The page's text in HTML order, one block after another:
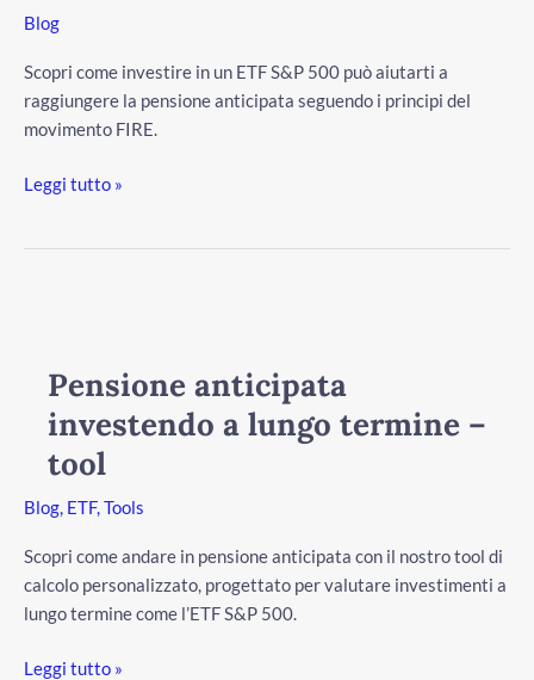
Blog
Scopri come investire in un ETF S&P 500 può aiutarti a
raggiungere la pensione anticipata seguendo i principi del
movimento FIRE.
Leggi tutto »
Pensione anticipata
investendo a lungo termine –
tool
Blog ETF, Tools
Scopri come andare in pensione anticipata con il nostro tool di
calcolo personalizzato, progettato per valutare investimenti a
lungo termine come l’ETF S&P 500.
lungo
termine
tool
Leggi tutto »